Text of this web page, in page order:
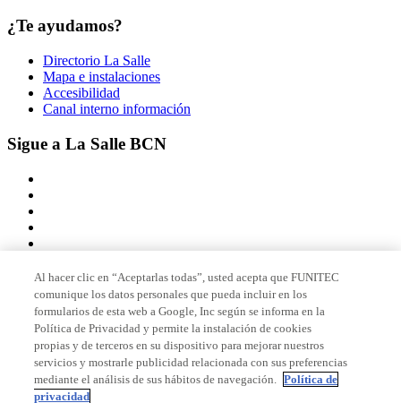
¿Te ayudamos?
Directorio La Salle
Mapa e instalaciones
Accesibilidad
Canal interno información
Sigue a La Salle BCN
Miembro de
Acreditaciones
Al hacer clic en “Aceptarlas todas”, usted acepta que FUNITEC
comunique los datos personales que pueda incluir en los
formularios de esta web a Google, Inc según se informa en la
Política de Privacidad y permite la instalación de cookies
propias y de terceros en su dispositivo para mejorar nuestros
servicios y mostrarle publicidad relacionada con sus preferencias
mediante el análisis de sus hábitos de navegación. Política de
privacidad